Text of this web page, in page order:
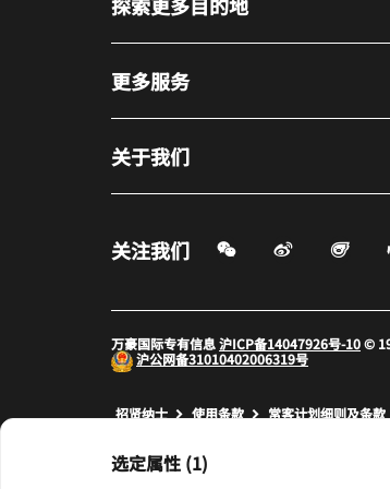
选定属性 (1)
更多服务
关于我们
关注我们 微信扫一扫
打开新窗口打开
万豪国际专有信息沪ICP备14047926号-10©
沪公网备31010402006319号
招贤纳士 打开新窗口
使用条款 打开新窗口
常客计划细则及条款
prod17,0472F30B-84D6-5128-A0CF-